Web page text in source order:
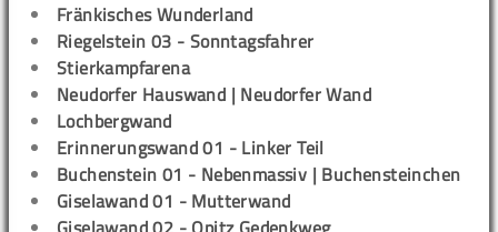
Fränkisches Wunderland
Riegelstein 03 - Sonntagsfahrer
Stierkampfarena
Neudorfer Hauswand | Neudorfer Wand
Lochbergwand
Erinnerungswand 01 - Linker Teil
Buchenstein 01 - Nebenmassiv | Buchensteinchen
Giselawand 01 - Mutterwand